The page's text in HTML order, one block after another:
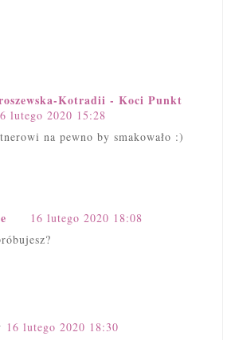
Kotradii - Koci Punkt
lutego 2020 15:28
na pewno by smakowało :)
16 lutego 2020 18:08
16 lutego 2020 18:30